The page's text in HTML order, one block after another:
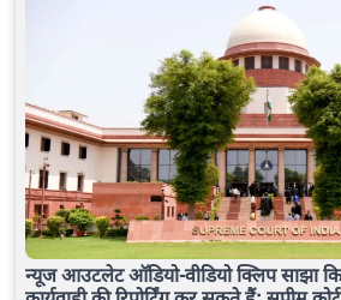
न्यूज आउटलेट ऑडियो-वीडियो क्लिप साझा